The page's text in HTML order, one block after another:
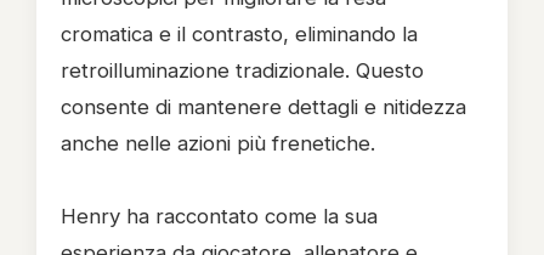
cromatica e il contrasto, eliminando la
retroilluminazione tradizionale. Questo
consente di mantenere dettagli e nitidezza
anche nelle azioni più frenetiche.
Henry ha raccontato come la sua